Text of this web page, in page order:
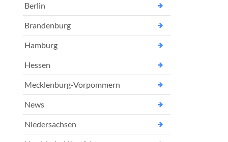
Berlin
Brandenburg
Hamburg
Hessen
Mecklenburg-Vorpommern
News
Niedersachsen